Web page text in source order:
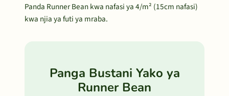
Panda Runner Bean kwa nafasi ya 4/m² (15cm nafasi)
kwa njia ya futi ya mraba.
Panga Bustani Yako ya
Runner Bean